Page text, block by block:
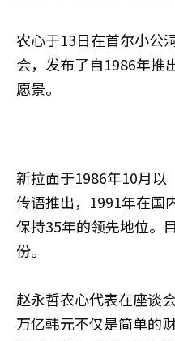
农心于13日在首尔小公
会，发布了自1986年推
愿景。
新拉面于1986年10月
传语推出，1991年在国
保持35年的领先地位。
份。
赵永哲农心代表在座谈
万亿韩元不仅是简单的